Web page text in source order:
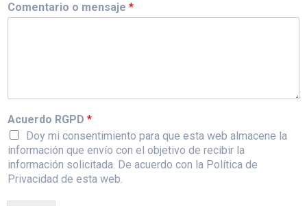
Comentario o mensaje *
Acuerdo RGPD *
Doy mi consentimiento para que esta web almacene la
información que envío con el objetivo de recibir la
información solicitada. De acuerdo con la Política de
Privacidad de esta web.